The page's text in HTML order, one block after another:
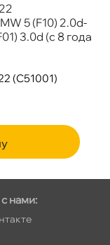
5 (F10) 2.0d-
3.0d (с 8 года
(C51001)
нами: